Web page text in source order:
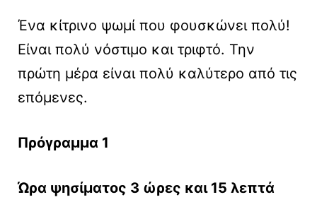
Ένα κίτρινο ψωμί που φουσκώνει πολύ!
Είναι πολύ νόστιμο και τριφτό. Την
πρώτη μέρα είναι πολύ καλύτερο από τις
επόμενες.
Πρόγραμμα 1
Ώρα ψησίματος 3 ώρες και 15 λεπτά